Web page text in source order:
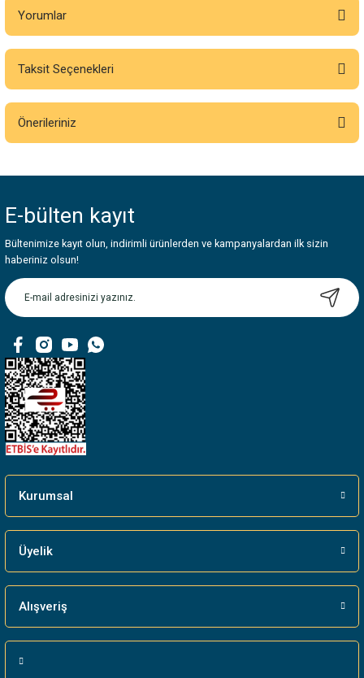
Yorumlar
Bu ürüne ilk yorumu siz yapın!
Taksit Seçenekleri
Önerileriniz
Görüş ve önerileriniz için teşekkür ederiz.
Ürün resmi kalitesiz, bozuk veya görüntülenemiyor.
Ürün açıklamasında eksik bilgiler bulunuyor.
Ürün bilgilerinde hatalar bulunuyor.
Bu ürüne benzer farklı alternatifler olmalı.
E-bülten kayıt
Bültenimize kayıt olun, indirimli ürünlerden ve kampanyalardan ilk sizin
haberiniz olsun!
Kurumsal
Üyelik
Alışveriş